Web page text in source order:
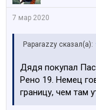
7 мар 2020
Paparazzy сказал(а):
Дядя покупал
Рено 19. Немец
границу, чем там